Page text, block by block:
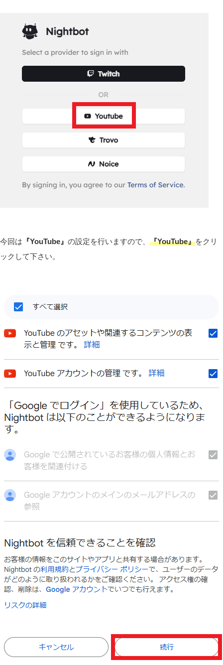
今回は 『YouTube』 の設定を行いますので、 『YouTube』をクリ
ックして下さい。